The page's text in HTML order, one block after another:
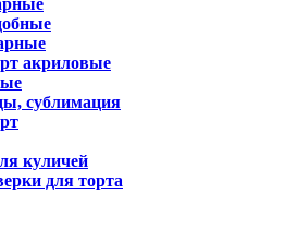
акриловые
сублимация
куличей
для торта